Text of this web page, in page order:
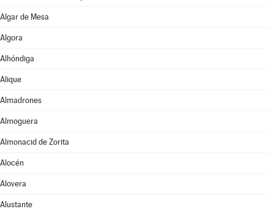
Algar de Mesa
Algora
Alhóndiga
Alique
Almadrones
Almoguera
Almonacid de Zorita
Alocén
Alovera
Alustante